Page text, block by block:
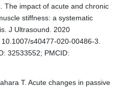
The impact of acute and chronic
stiffness: a systematic
J Ultrasound. 2020
s40477-020-00486-3.
32533552; PMCID:
T. Acute changes in passive